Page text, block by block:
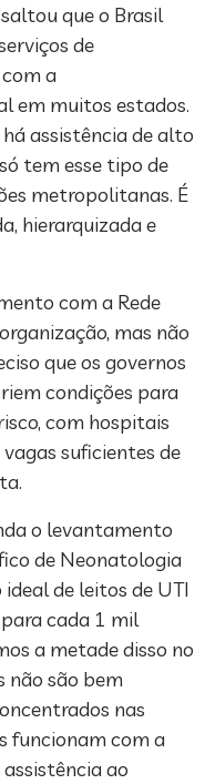
que o Brasil
de
a
em muitos estados.
assistência de alto
tem esse tipo de
metropolitanas. É
hierarquizada e
com a Rede
mas não
que os governos
condições para
com hospitais
suficientes de
o levantamento
de Neonatologia
de leitos de UTI
cada 1 mil
a metade disso no
não são bem
nas
funcionam com a
ao